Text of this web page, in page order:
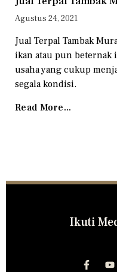
Agustus 24, 2021
Jual Terpal Tambak
ikan atau pun beternak
usaha yang cukup
segala kondisi.
Read More...
Ikuti